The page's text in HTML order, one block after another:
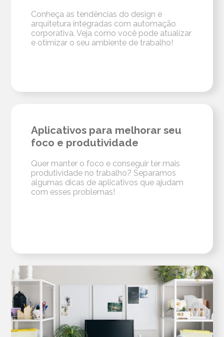
Conheça as tendências do design e
arquitetura integradas com automação
corporativa. Veja como você pode atualizar
e otimizar o seu ambiente de trabalho!
Aplicativos para melhorar seu
foco e produtividade
Quer manter o foco e conseguir ter mais
produtividade no trabalho? Separamos
algumas dicas de aplicativos que ajudam
com esses problemas!